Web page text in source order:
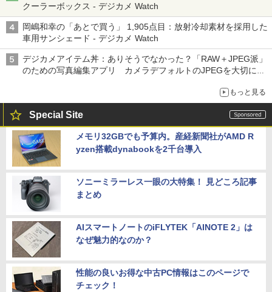
クーラーボックス - デジカメ Watch
岡嶋和幸の「あとで買う」 1,905点目：放射冷却素材を採用した
車用サンシェード - デジカメ Watch
デジカメアイテム丼：ありそうでなかった？「RAW＋JPEG派」
のための写真編集アプリ カメラデフォルトのJPEGを大切にす
もっと見る
Special Site
メモリ32GBでも予算内。産経新聞社がAMD R
yzen搭載dynabookを2千台導入
ソニーミラーレス一眼の大特集！ 見どころ記事
まとめ
AIスマートノートのiFLYTEK「AINOTE 2」は
なぜ魅力的なのか？
性能の良いお得な中古PC情報はこのページで
チェック！